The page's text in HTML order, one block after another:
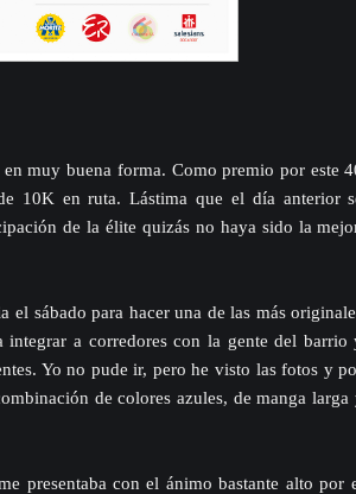
muy buena forma. Como premio por este
10K en ruta. Lástima que el día anterior
de la élite quizás no haya sido la
sábado para hacer una de las más
integrar a corredores con la gente del barrio
Yo no pude ir, pero he visto las fotos y
de colores azules, de manga larga
presentaba con el ánimo bastante alto por